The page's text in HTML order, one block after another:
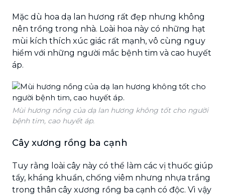
Mặc dù hoa dạ lan hương rất đẹp nhưng không
nên trồng trong nhà. Loài hoa này có những hạt
mùi kích thích xúc giác rất mạnh, vô cùng nguy
hiểm với những người mắc bệnh tim và cao huyết
áp.
Mùi hương nồng của dạ lan hương không tốt cho người
bệnh tim, cao huyết áp.
Cây xương rồng ba cạnh
Tuy rằng loài cây này có thể làm các vị thuốc giúp
tẩy, kháng khuẩn, chống viêm nhưng nhựa trắng
trong thân cây xương rồng ba cạnh có độc. Vì vậy